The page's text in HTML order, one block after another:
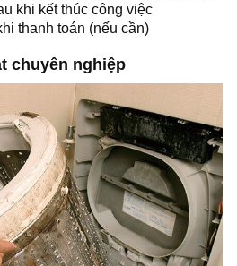
khi kết thúc công việc
thanh toán (nếu cần)
chuyên nghiệp